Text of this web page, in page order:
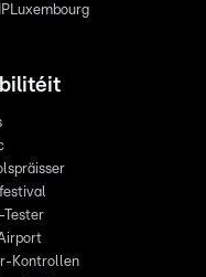
Tester
Kontrollen